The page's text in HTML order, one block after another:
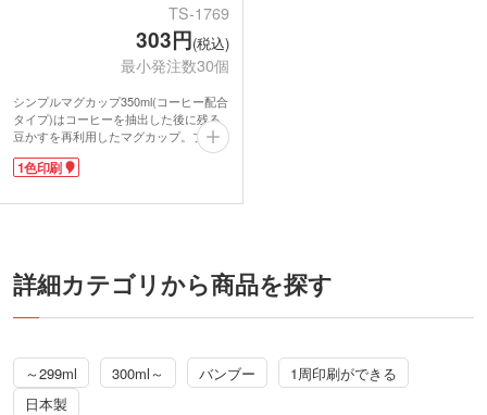
TS-1769
303円(税込)
最小発注数30個
シンプルマグカップ350ml(コーヒー配合
タイプ)はコーヒーを抽出した後に残る
豆かすを再利用したマグカップ。ブレイ
クタイムにちょうどいい容量約350ml。
コンビニコーヒーのMサイズ程度の容量
ではもちろん、キャンプなど屋外でも安
などにいかがでしょうか?
1色印刷
詳細カテゴリから商品を探す
～299ml 300ml～ バンブー
1周印刷ができる
日本製